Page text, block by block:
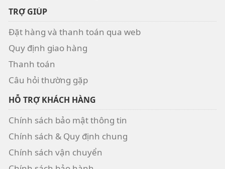
TRỢ GIÚP
Đặt hàng và thanh toán qua web
Quy định giao hàng
Thanh toán
Câu hỏi thường gặp
HỖ TRỢ KHÁCH HÀNG
Chính sách bảo mật thông tin
Chính sách & Quy định chung
Chính sách vận chuyển